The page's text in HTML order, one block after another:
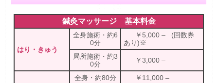
鍼灸マッサージ 基本料金
はり・きゅう
全身施術・約6
0分
￥5,000 – (回数券
あり)※
局所施術・約3
0分
￥3,000 –
全身・約80分 ￥11,000 –